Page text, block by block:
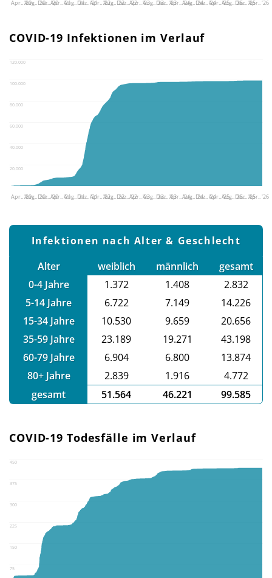
Apr.. '20Aug.. '20Dez.. '20Apr.. '21Aug.. '21Dez.. '21Apr.. '22Aug.. '22Dez.. '22Apr.. '23Aug.. '23Dez.. '23Apr.. '24Aug.. '24Dez.. '24Apr.. '25Aug.. '25Dez.. '25Apr.. '26
COVID-19 Infektionen im Verlauf
20.000
40.000
60.000
80.000
100.000
120.000
Apr.. '20Aug.. '20Dez.. '20Apr.. '21Aug.. '21Dez.. '21Apr.. '22Aug.. '22Dez.. '22Apr.. '23Aug.. '23Dez.. '23Apr.. '24Aug.. '24Dez.. '24Apr.. '25Aug.. '25Dez.. '25Apr.. '26
Infektionen nach Alter & Geschlecht
Alter
weiblich männlich
gesamt
0-4 Jahre
1.372 1.408
2.832
5-14 Jahre
6.722 7.149
14.226
15-34 Jahre
10.530 9.659
20.656
35-59 Jahre
23.189 19.271
43.198
60-79 Jahre
6.904 6.800
13.874
80+ Jahre
2.839 1.916
4.772
gesamt
51.564 46.221 99.585
COVID-19 Todesfälle im Verlauf
75
150
225
300
375
450